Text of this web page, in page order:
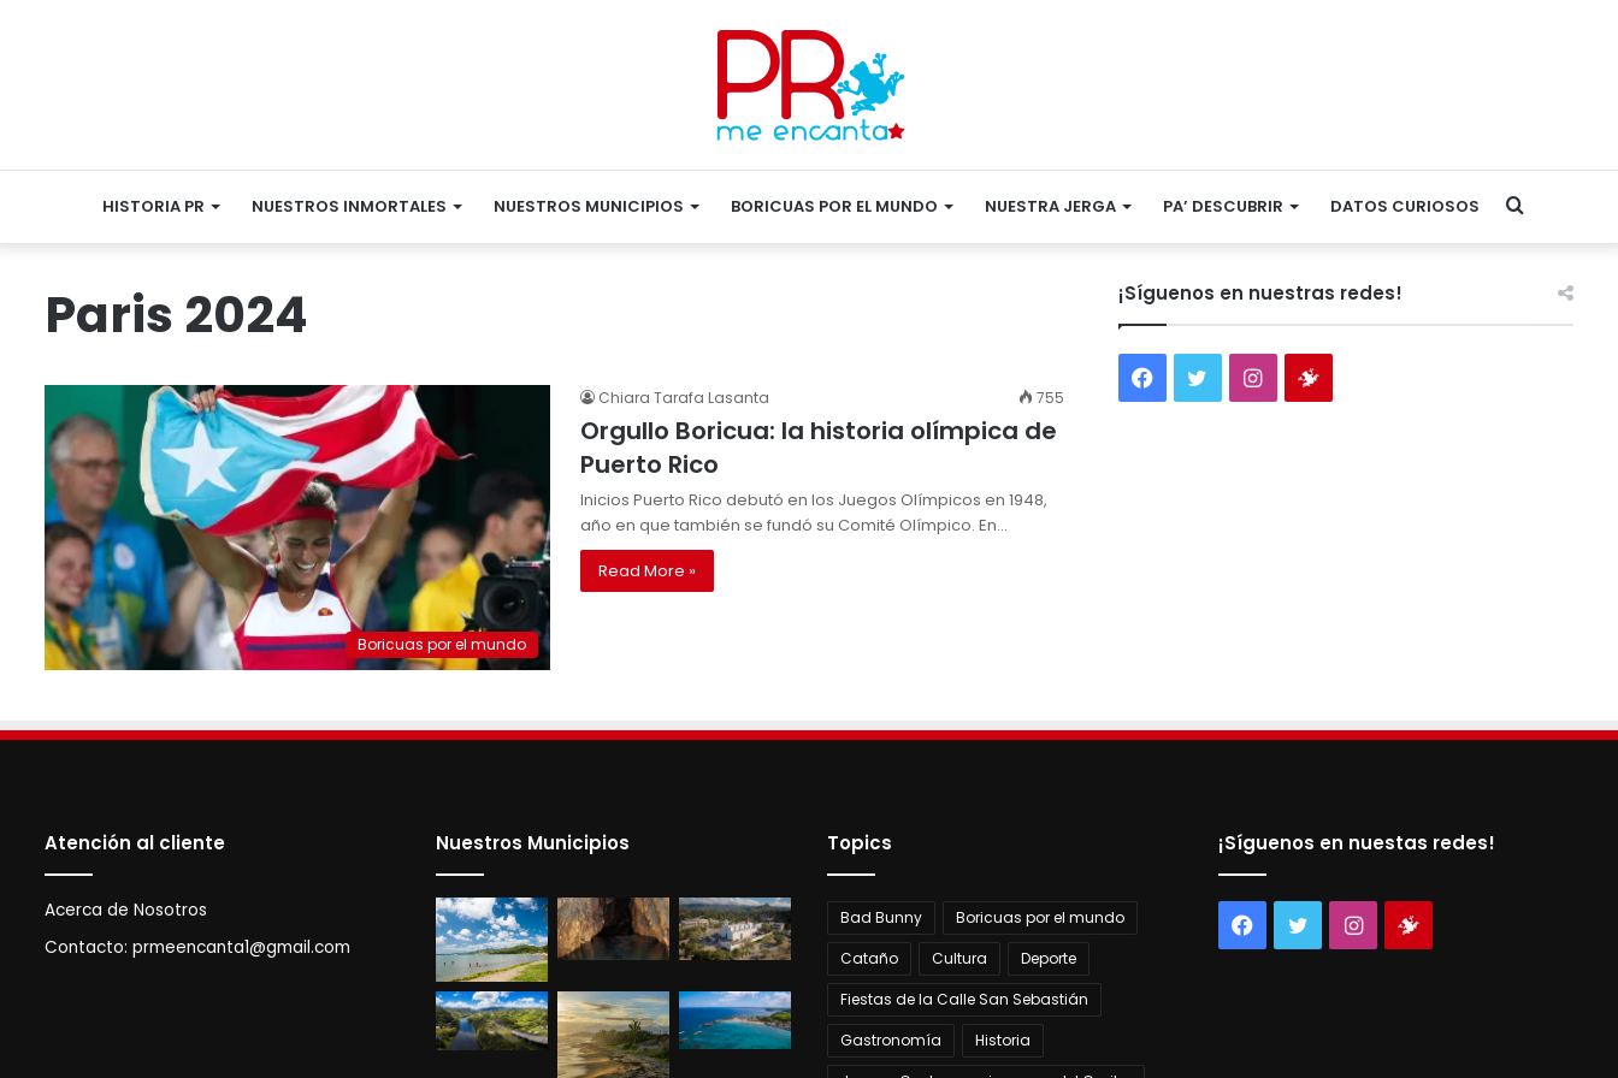
HISTORIA PR NUESTROS INMORTALES NUESTROS MUNICIPIOS BORICUAS POR EL MUNDO NUESTRA JERGA PA’ DESCUBRIR DATOS CURIOSOS Search
Paris 2024
Boricuas por el mundo
Chiara Tarafa Lasanta 755
Orgullo Boricua: la historia olímpica de
Puerto Rico
Inicios Puerto Rico debutó en los Juegos Olímpicos en 1948,
año en que también se fundó su Comité Olímpico. En…
Read More »
¡Síguenos en nuestras redes!
Facebook
TwitterInstagram
Atención al cliente
Acerca de Nosotros
Contacto: prmeencanta1@gmail.com
Nuestros Municipios Topics
Bad Bunny
Boricuas por el mundo
Cataño
Cultura
Deporte
Fiestas de la Calle San Sebastián
Gastronomía
Historia
¡Síguenos en nuestas redes!
Facebook
TwitterInstagram